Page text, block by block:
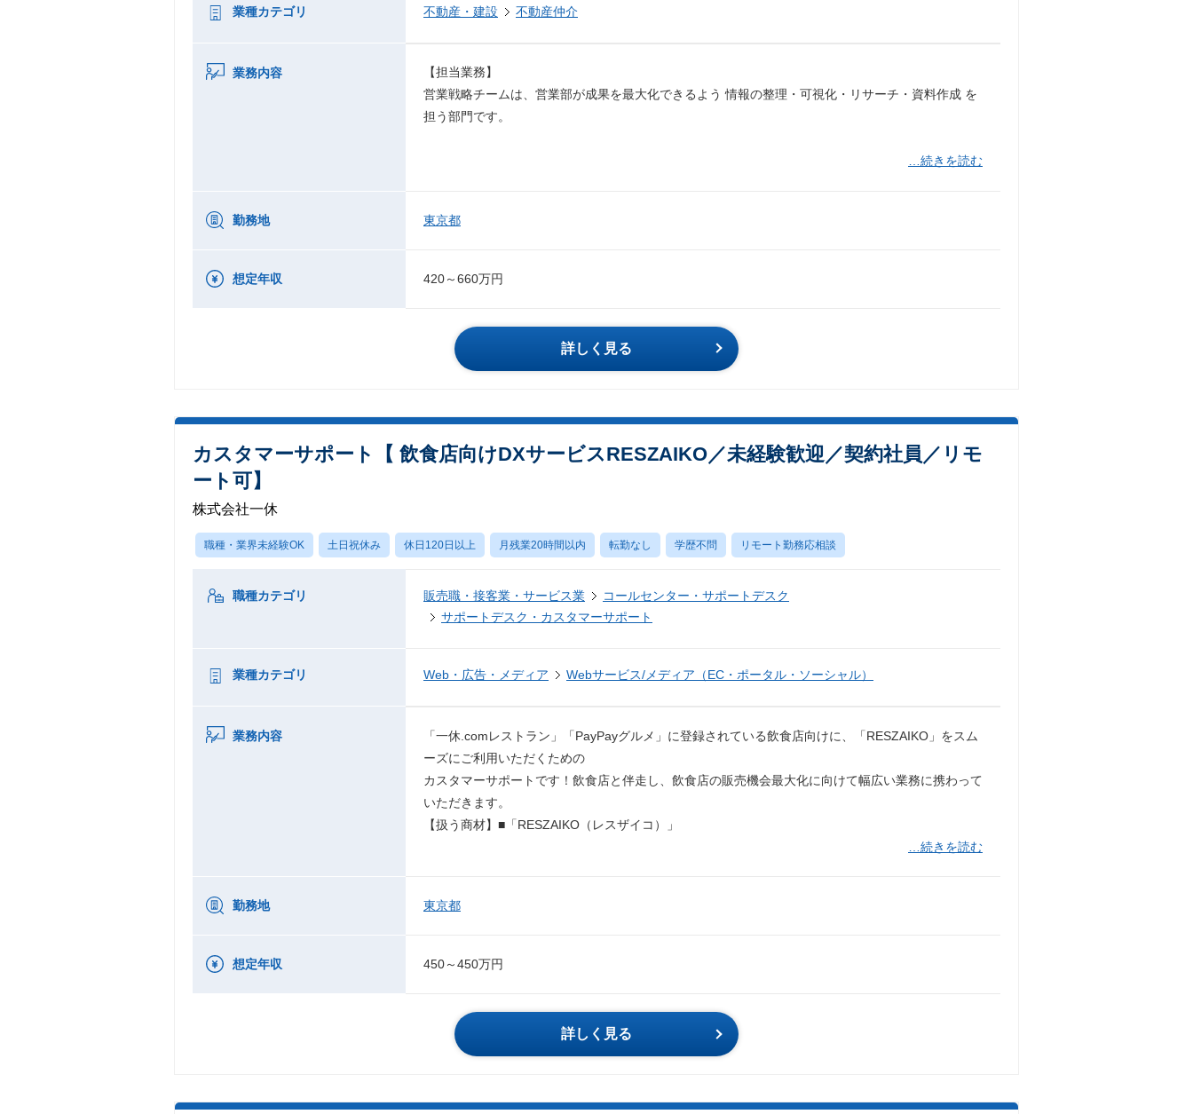
業種カテゴリ 不動産・建設 不動産仲介
業務内容
【担当業務】
営業戦略チームは、営業部が成果を最大化できるよう 情報の整理・可視化・リサーチ・資料作成 を
担う部門です。
…続きを読む
勤務地 東京都
想定年収 420～660万円
詳しく見る
カスタマーサポート【 飲食店向けDXサービスRESZAIKO／未経験歓迎／契約社員／リモ
ート可】
株式会社一休
職種・業界未経験OK 土日祝休み 休日120日以上 月残業20時間以内 転勤なし 学歴不問 リモート勤務応相談
職種カテゴリ 販売職・接客業・サービス業
コールセンター・サポートデスク
サポートデスク・カスタマーサポート
業種カテゴリ Web・広告・メディア Webサービス/メディア（EC・ポータル・ソーシャル）
業務内容
「一休.comレストラン」「PayPayグルメ」に登録されている飲食店向けに、「RESZAIKO」をスム
ーズにご利用いただくための
カスタマーサポートです！飲食店と伴走し、飲食店の販売機会最大化に向けて幅広い業務に携わって
いただきます。
【扱う商材】■「RESZAIKO（レスザイコ）」
…続きを読む
勤務地 東京都
想定年収 450～450万円
詳しく見る